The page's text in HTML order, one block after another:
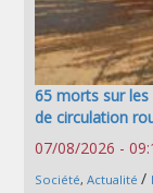
65 morts sur les
de circulation
07/08/2026 -
Société, Actualité /